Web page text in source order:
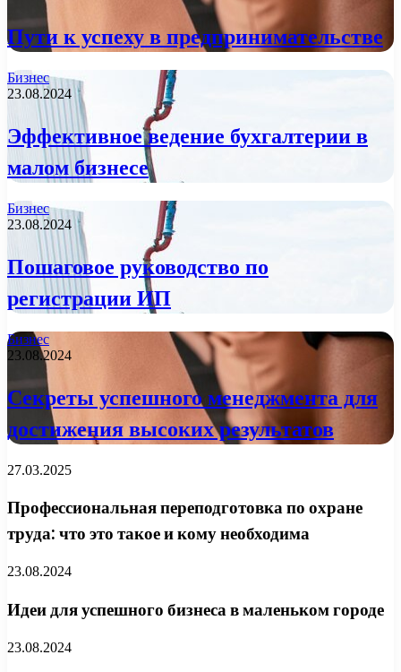
Пути к успеху в предпринимательстве
Бизнес
23.08.2024
Эффективное ведение бухгалтерии в
малом бизнесе
Бизнес
23.08.2024
Пошаговое руководство по
регистрации ИП
Бизнес
23.08.2024
Секреты успешного менеджмента для
достижения высоких результатов
27.03.2025
Профессиональная переподготовка по охране
труда: что это такое и кому необходима
23.08.2024
Идеи для успешного бизнеса в маленьком городе
23.08.2024